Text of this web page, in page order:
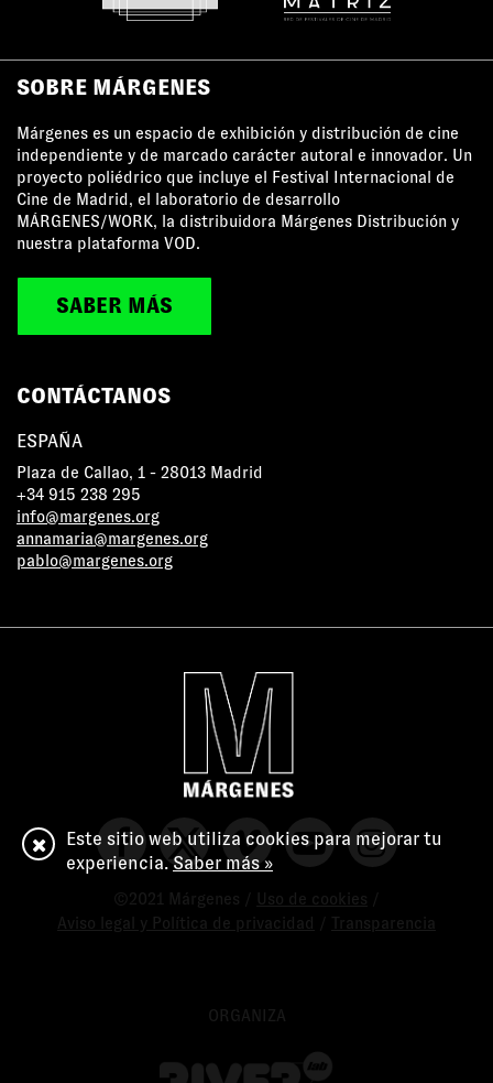
SOBRE MÁRGENES
Márgenes es un espacio de exhibición y distribución de cine
independiente y de marcado carácter autoral e innovador. Un
proyecto poliédrico que incluye el Festival Internacional de
Cine de Madrid, el laboratorio de desarrollo
MÁRGENES/WORK, la distribuidora Márgenes Distribución y
nuestra plataforma VOD.
SABER MÁS
CONTÁCTANOS
ESPAÑA
Plaza de Callao, 1 - 28013 Madrid
+34 915 238 295
info@margenes.org
annamaria@margenes.org
pablo@margenes.org
©2021 Márgenes / Uso de cookies
Aviso legal y Política de privacidad
Transparencia
ORGANIZA
Este sitio web utiliza cookies para mejorar tu
experiencia.Saber más »